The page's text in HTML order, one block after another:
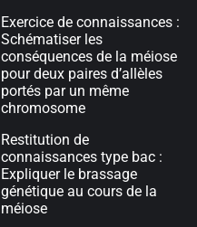
Exercice de connaissances :
Schématiser les
conséquences de la méiose
pour deux paires d’allèles
portés par un même
chromosome
Restitution de
connaissances type bac :
Expliquer le brassage
génétique au cours de la
méiose